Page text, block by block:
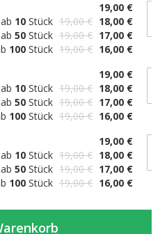
19,00 €
ab 10 Stück 19,00 € 18,00 €
ab 50 Stück 19,00 € 17,00 €
100 Stück 19,00 € 16,00 €
19,00 €
ab 10 Stück 19,00 € 18,00 €
ab 50 Stück 19,00 € 17,00 €
100 Stück 19,00 € 16,00 €
19,00 €
ab 10 Stück 19,00 € 18,00 €
ab 50 Stück 19,00 € 17,00 €
100 Stück 19,00 € 16,00 €